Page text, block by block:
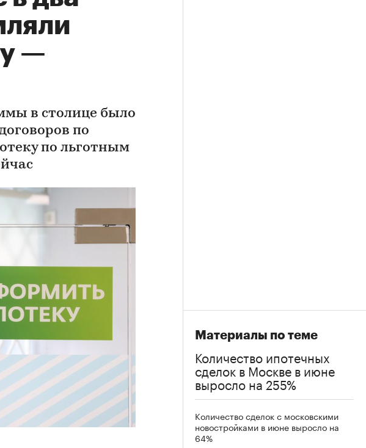
—
в столице было
по
по льготным
Материалы по теме
Количество ипотечных
сделок в Москве в июне
выросло на 255%
Количество сделок с московскими
новостройками в июне выросло на
64%